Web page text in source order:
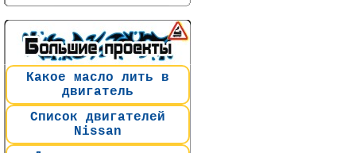
Какое масло лить в
двигатель
Список двигателей
Nissan